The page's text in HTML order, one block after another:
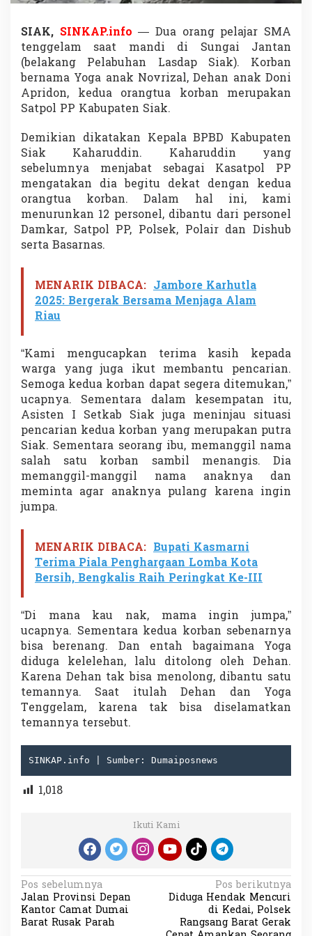
a
S
i
a
k
SIAK, SINKAP.info — Dua orang pelajar SMA
tenggelam saat mandi di Sungai Jantan
(belakang Pelabuhan Lasdap Siak). Korban
bernama Yoga anak Novrizal, Dehan anak Doni
Apridon, kedua orangtua korban merupakan
Satpol PP Kabupaten Siak.
Demikian dikatakan Kepala BPBD Kabupaten
Siak Kaharuddin. Kaharuddin yang
sebelumnya menjabat sebagai Kasatpol PP
mengatakan dia begitu dekat dengan kedua
orangtua korban. Dalam hal ini, kami
menurunkan 12 personel, dibantu dari personel
Damkar, Satpol PP, Polsek, Polair dan Dishub
serta Basarnas.
MENARIK DIBACA: Jambore Karhutla
2025: Bergerak Bersama Menjaga Alam
Riau
“Kami mengucapkan terima kasih kepada
warga yang juga ikut membantu pencarian.
Semoga kedua korban dapat segera ditemukan,”
ucapnya. Sementara dalam kesempatan itu,
Asisten I Setkab Siak juga meninjau situasi
pencarian kedua korban yang merupakan putra
Siak. Sementara seorang ibu, memanggil nama
salah satu korban sambil menangis. Dia
memanggil-manggil nama anaknya dan
meminta agar anaknya pulang karena ingin
jumpa.
MENARIK DIBACA: Bupati Kasmarni
Terima Piala Penghargaan Lomba Kota
Bersih, Bengkalis Raih Peringkat Ke-III
“Di mana kau nak, mama ingin jumpa,”
ucapnya. Sementara kedua korban sebenarnya
bisa berenang. Dan entah bagaimana Yoga
diduga kelelehan, lalu ditolong oleh Dehan.
Karena Dehan tak bisa menolong, dibantu satu
temannya. Saat itulah Dehan dan Yoga
Tenggelam, karena tak bisa diselamatkan
temannya tersebut.
SINKAP.info | Sumber: Dumaiposnews
1,018
Ikuti Kami
N
a
v
Pos sebelumnya
Jalan Provinsi Depan
Kantor Camat Dumai
Barat Rusak Parah
Pos berikutnya
Diduga Hendak Mencuri
di Kedai, Polsek
Rangsang Barat Gerak